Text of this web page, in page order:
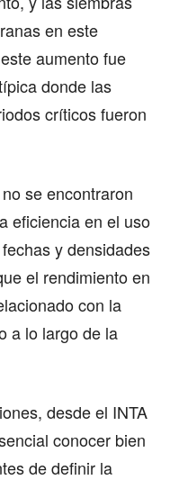
en este
aumento fue
donde las
críticos fueron
se encontraron
eficiencia en el uso
y densidades
el rendimiento en
con la
a lo largo de la
desde el INTA
conocer bien
de definir la